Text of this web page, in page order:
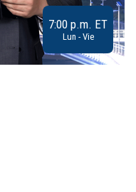
7:00 p.m. ET
Lun - Vie